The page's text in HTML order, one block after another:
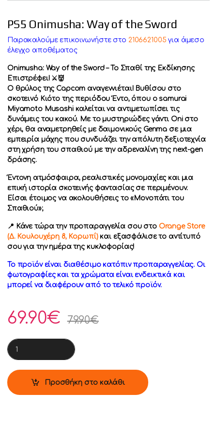
PS5 Onimusha: Way of the Sword
Παρακαλούμε επικοινωνήστε στο 2106621005 για άμεσο
έλεγχο αποθέματος
Onimusha: Way of the Sword – Το Σπαθί της Εκδίκησης
Επιστρέφει! ⚔️👹
Ο θρύλος της Capcom αναγεννιέται! Βυθίσου στο
σκοτεινό Κιότο της περιόδου Έντο, όπου ο samurai
Miyamoto Musashi καλείται να αντιμετωπίσει τις
δυνάμεις του κακού. Με το μυστηριώδες γάντι Oni στο
χέρι, θα αναμετρηθείς με δαιμονικούς Genma σε μια
εμπειρία μάχης που συνδυάζει την απόλυτη δεξιοτεχνία
στη χρήση του σπαθιού με την αδρεναλίνη της next-gen
δράσης.
Έντονη ατμόσφαιρα, ρεαλιστικές μονομαχίες και μια
επική ιστορία σκοτεινής φαντασίας σε περιμένουν.
Είσαι έτοιμος να ακολουθήσεις το «Μονοπάτι του
Σπαθιού»;
📍 Κάνε τώρα την προπαραγγελία σου στο Orange Store
(Δ. Κουλουχέρη 8, Κορωπί)και εξασφάλισε το αντίτυπό
σου για την ημέρα της κυκλοφορίας!
Το προϊόν είναι διαθέσιμο κατόπιν προπαραγγελίας. Οι
φωτογραφίες και τα χρώματα είναι ενδεικτικά και
μπορεί να διαφέρουν από το τελικό προϊόν.
69.90€ 79.90€
PS5 Onimusha: Way of the Sword quantity
Προσθήκη στο καλάθι